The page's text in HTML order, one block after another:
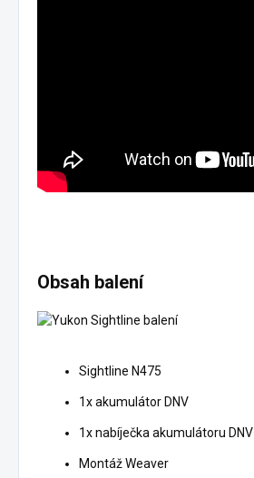
Obsah balení
Sightline N475
1x akumulátor DNV
1x nabíječka akumulátoru DNV
Montáž Weaver